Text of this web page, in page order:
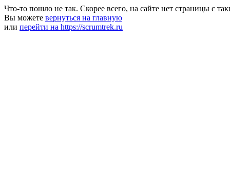
Что-то пошло не так. Скорее всего, на сайте нет страницы с
Вы можете вернуться на главную
или перейти на https://scrumtrek.ru